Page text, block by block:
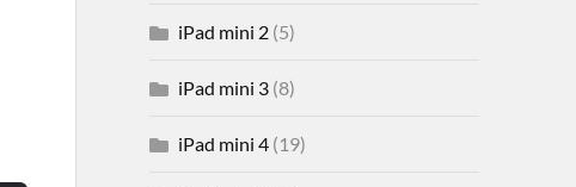
iPad mini 2(5)
iPad mini 3(8)
iPad mini 4(19)